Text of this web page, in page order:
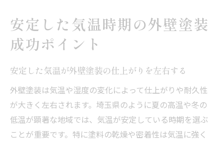
安定した気温時期の外壁塗装
成功ポイント
安定した気温が外壁塗装の仕上がりを左右する
外壁塗装は気温や湿度の変化によって仕上がりや耐久性
が大きく左右されます。埼玉県のように夏の高温や冬の
低温が顕著な地域では、気温が安定している時期を選ぶ
ことが重要です。特に塗料の乾燥や密着性は気温に強く